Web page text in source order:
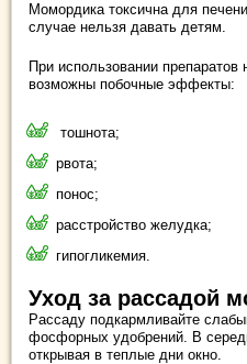
Момордика токсична для
случае нельзя давать детям.
При использовании препаратов
возможны побочные эффекты:
тошнота;
рвота;
понос;
расстройство желудка;
гипогликемия.
Уход за рассадой
Рассаду подкармливайте
фосфорных удобрений. В
открывая в теплые дни окно.